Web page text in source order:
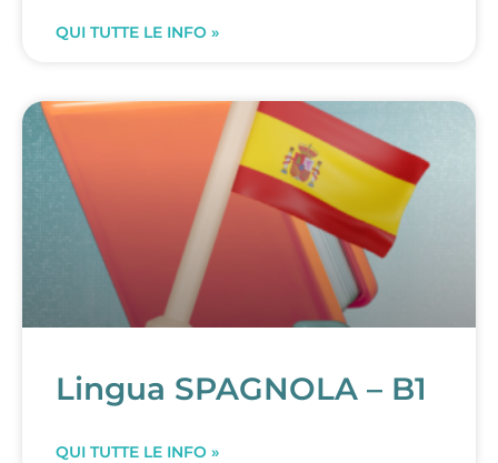
QUI TUTTE LE INFO »
Lingua SPAGNOLA – B1
QUI TUTTE LE INFO »